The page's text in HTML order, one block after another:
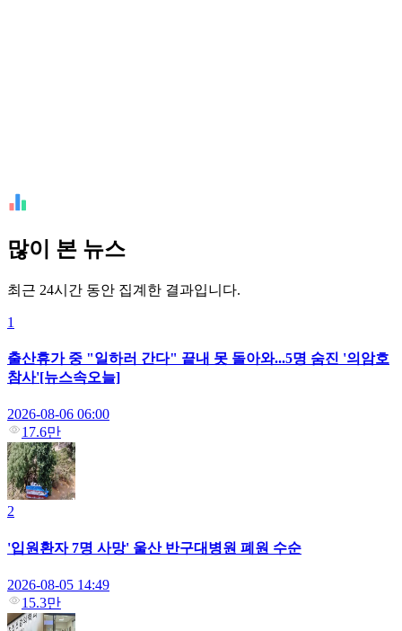
많이 본 뉴스
최근 24시간 동안 집계한 결과입니다.
1
출산휴가 중 "일하러 간다" 끝내 못 돌아와...5명 숨진 '의암호
참사'[뉴스속오늘]
2026-08-06 06:00
17.6만
2
'입원환자 7명 사망' 울산 반구대병원 폐원 수순
2026-08-05 14:49
15.3만